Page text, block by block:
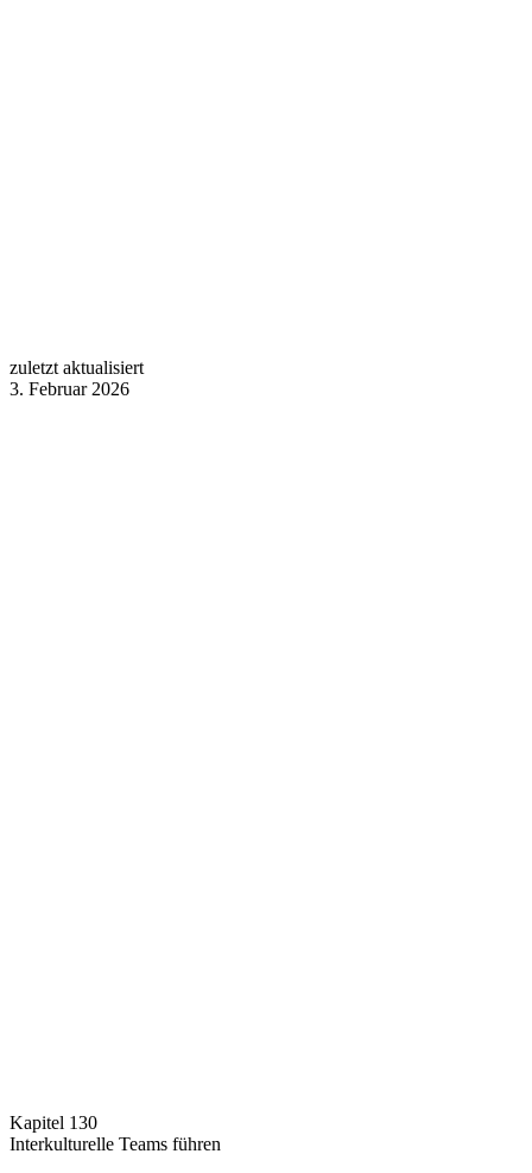
zuletzt aktualisiert
3. Februar 2026
Kapitel 130
Interkulturelle Teams führen